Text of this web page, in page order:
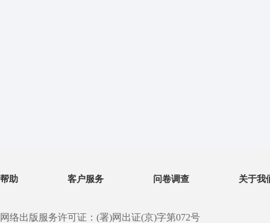
帮助 客户服务 问卷调查 关于我
网络出版服务许可证：(署)网出证(京)字第072号